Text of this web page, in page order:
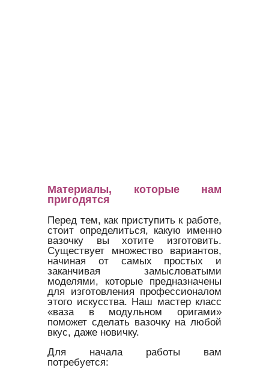
Материалы, которые нам
пригодятся
Перед тем, как приступить к работе,
стоит определиться, какую именно
вазочку вы хотите изготовить.
Существует множество вариантов,
начиная от самых простых и
заканчивая замысловатыми
моделями, которые предназначены
для изготовления профессионалом
этого искусства. Наш мастер класс
«ваза в модульном оригами»
поможет сделать вазочку на любой
вкус, даже новичку.
Для начала работы вам
потребуется: